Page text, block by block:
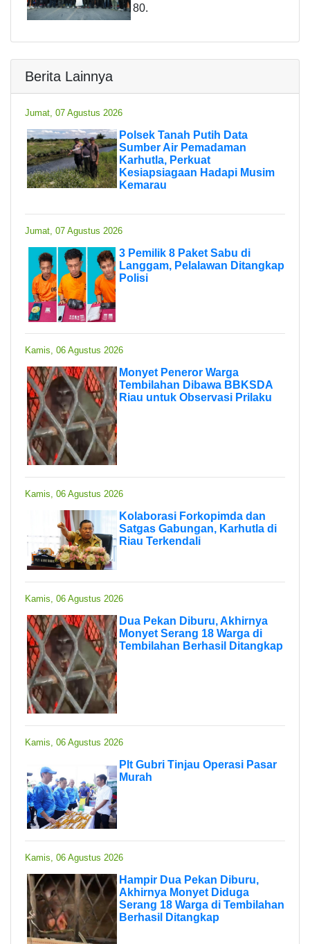
80.
Berita Lainnya
Jumat, 07 Agustus 2026
Polsek Tanah Putih Data
Sumber Air Pemadaman
Karhutla, Perkuat
Kesiapsiagaan Hadapi Musim
Kemarau
Jumat, 07 Agustus 2026
3 Pemilik 8 Paket Sabu di
Langgam, Pelalawan Ditangkap
Polisi
Kamis, 06 Agustus 2026
Monyet Peneror Warga
Tembilahan Dibawa BBKSDA
Riau untuk Observasi Prilaku
Kamis, 06 Agustus 2026
Kolaborasi Forkopimda dan
Satgas Gabungan, Karhutla di
Riau Terkendali
Kamis, 06 Agustus 2026
Dua Pekan Diburu, Akhirnya
Monyet Serang 18 Warga di
Tembilahan Berhasil Ditangkap
Kamis, 06 Agustus 2026
Plt Gubri Tinjau Operasi Pasar
Murah
Kamis, 06 Agustus 2026
Hampir Dua Pekan Diburu,
Akhirnya Monyet Diduga
Serang 18 Warga di Tembilahan
Berhasil Ditangkap